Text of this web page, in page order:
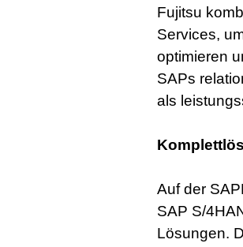
Fujitsu
Services,
optimieren
SAPs
als
Auf der
SAP S/
Lösungen.